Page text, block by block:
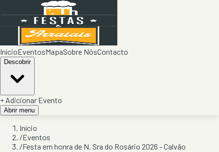
InícioEventosMapaSobre NósContacto
Descobrir
+ Adicionar Evento
Abrir menu
Início
/Eventos
/Festa em honra de N. Sra do Rosário 2026 - Calvão